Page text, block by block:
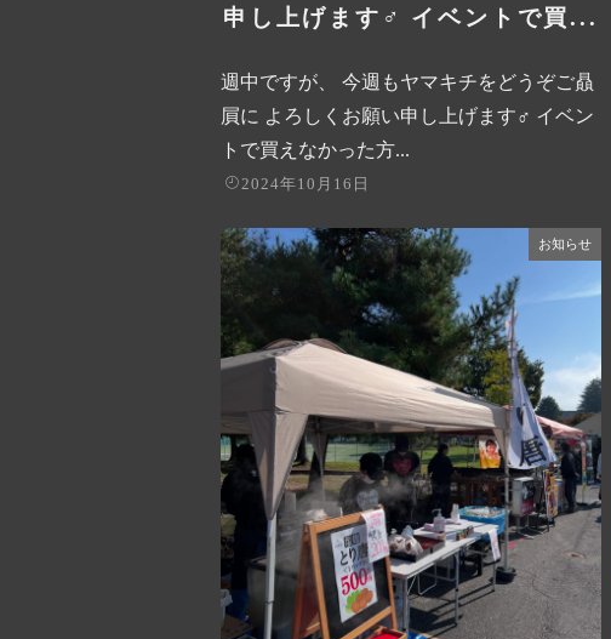
申し上げます‍♂️ イベントで買...
週中ですが、 今週もヤマキチをどうぞご贔
屓に よろしくお願い申し上げます‍♂️ イベン
トで買えなかった方...
2024年10月16日
お知らせ